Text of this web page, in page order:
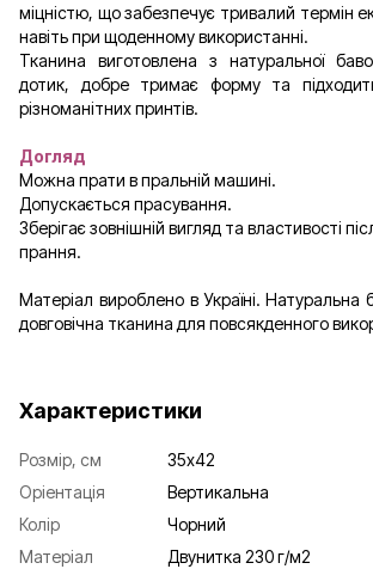
міцністю, що забезпечує тривалий термін
навіть при щоденному використанні.
Тканина виготовлена з натуральної
дотик, добре тримає форму та
різноманітних принтів.
Догляд
Можна прати в пральній машині.
Допускається прасування.
Зберігає зовнішній вигляд та властивості
прання.
Матеріал вироблено в Україні. Натуральна
довговічна тканина для повсякденного
Характеристики
Розмір, см
35х42
Оріентація
Вертикальна
Колір
Чорний
Матеріал
Двунитка 230 г/м2